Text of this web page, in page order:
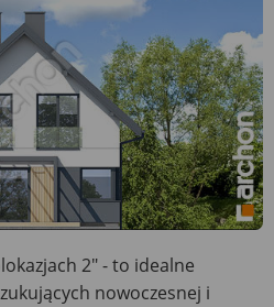
2" - to idealne
nowoczesnej i